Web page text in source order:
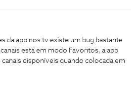
da app nos tv existe um bug bastante
está em modo Favoritos, a app
disponíveis quando colocada em